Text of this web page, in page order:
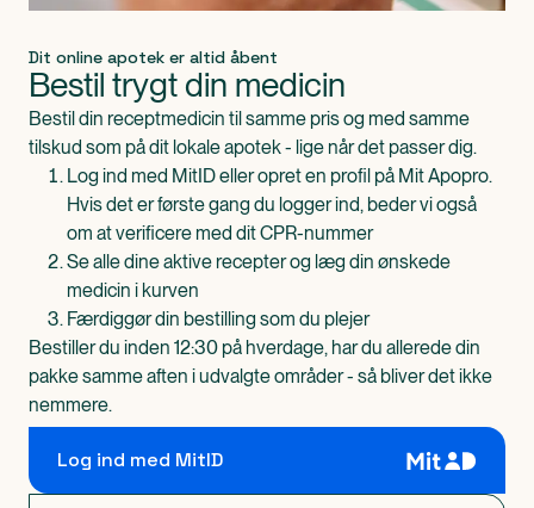
Dit online apotek er altid åbent
Bestil trygt din medicin
Bestil din receptmedicin til samme pris og med samme
tilskud som på dit lokale apotek - lige når det passer dig.
Log ind med MitID eller opret en profil på Mit Apopro.
Hvis det er første gang du logger ind, beder vi også
om at verificere med dit CPR-nummer
Se alle dine aktive recepter og læg din ønskede
medicin i kurven
Færdiggør din bestilling som du plejer
Bestiller du inden 12:30 på hverdage, har du allerede din
pakke samme aften i udvalgte områder - så bliver det ikke
nemmere.
Log ind med MitID